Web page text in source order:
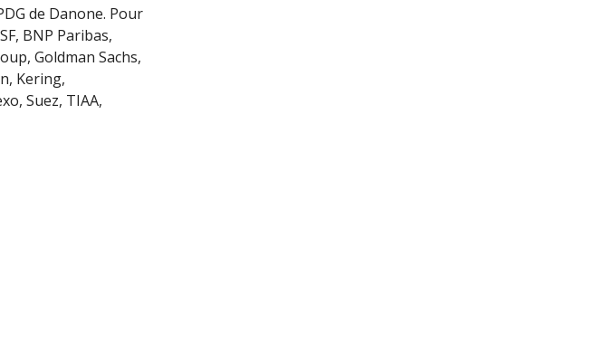
de Danone. Pour
BNP Paribas,
Goldman Sachs,
Kering,
Suez, TIAA,